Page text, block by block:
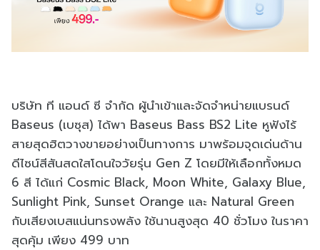
บริษัท ที แอนด์ ซี จำกัด ผู้นำเข้าและจัดจำหน่ายแบรนด์
Baseus (เบซุส) ได้พา Baseus Bass BS2 Lite หูฟังไร้
สายสุดฮิตวางขายอย่างเป็นทางการ มาพร้อมจุดเด่นด้าน
ดีไซน์สีสันสดใสโดนใจวัยรุ่น Gen Z โดยมีให้เลือกทั้งหมด
6 สี ได้แก่ Cosmic Black, Moon White, Galaxy Blue,
Sunlight Pink, Sunset Orange และ Natural Green
กับเสียงเบสแน่นทรงพลัง ใช้นานสูงสุด 40 ชั่วโมง ในราคา
สุดคุ้ม เพียง 499 บาท